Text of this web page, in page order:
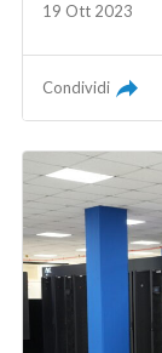
19 Ott 2023
Condividi